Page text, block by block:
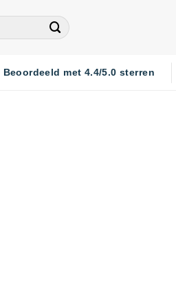
Beoordeeld met 4.4/5.0 sterren